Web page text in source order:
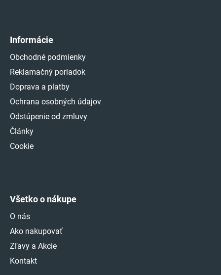
Informácie
Obchodné podmienky
Reklamačný poriadok
Doprava a platby
Ochrana osobných údajov
Odstúpenie od zmluvy
Články
Cookie
Všetko o nákupe
O nás
Ako nakupovať
Zľavy a Akcie
Kontakt